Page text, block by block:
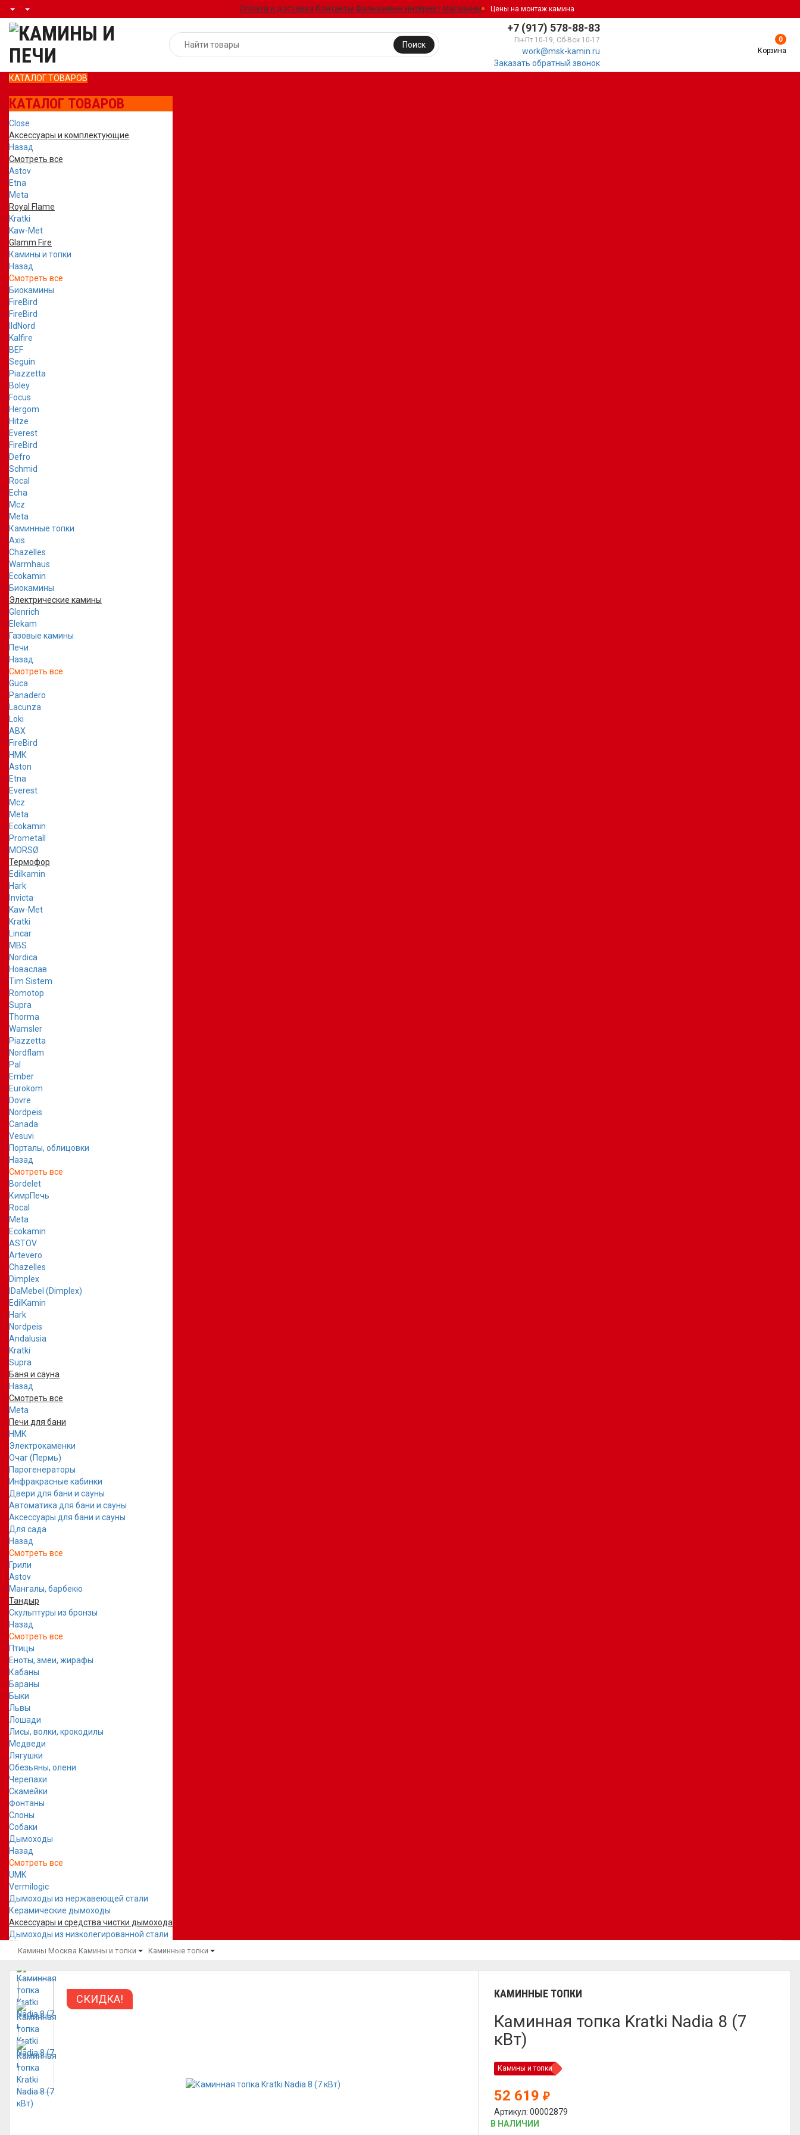
Оплата и доставка Контакты Фальшивые интернет магазины Цены на монтаж камина
+7 (917) 578-88-83
Пн-Пт 10-19, Сб-Вск 10-17
work@msk-kamin.ru
Заказать обратный звонок
Поиск
0
Корзина
КАТАЛОГ ТОВАРОВ
КАТАЛОГ ТОВАРОВ
Close
Аксессуары и комплектующие
Назад
Смотреть все
Astov
Etna
Meta
Royal Flame
Kratki
Kaw-Met
Glamm Fire
Камины и топки
Назад
Смотреть все
Биокамины
FireBird
FireBird
IldNord
Kalfire
BEF
Seguin
Piazzetta
Boley
Focus
Hergom
Hitze
Everest
FireBird
Defro
Schmid
Rocal
Echa
Mcz
Meta
Каминные топки
Axis
Chazelles
Warmhaus
Ecokamin
Биокамины
Электрические камины
Glenrich
Elekam
Газовые камины
Печи
Назад
Смотреть все
Guca
Panadero
Lacunza
Loki
ABX
FireBird
НМК
Aston
Etna
Everest
Mcz
Meta
Ecokamin
Prometall
MORSØ
Термофор
Edilkamin
Hark
Invicta
Kaw-Met
Kratki
Lincar
MBS
Nordica
Новаслав
Tim Sistem
Romotop
Supra
Thorma
Wamsler
Piazzetta
Nordflam
Pal
Ember
Eurokom
Dovre
Nordpeis
Canada
Vesuvi
Порталы, облицовки
Назад
Смотреть все
Bordelet
КимрПечь
Rocal
Meta
Ecokamin
ASTOV
Artevero
Chazelles
Dimplex
IDaMebel (Dimplex)
EdilKamin
Hark
Nordpeis
Andalusia
Kratki
Supra
Баня и сауна
Назад
Смотреть все
Meta
Печи для бани
НМК
Электрокаменки
Очаг (Пермь)
Парогенераторы
Инфракрасные кабинки
Двери для бани и сауны
Автоматика для бани и сауны
Аксессуары для бани и сауны
Для сада
Назад
Смотреть все
Грили
Astov
Мангалы, барбекю
Тандыр
Скульптуры из бронзы
Назад
Смотреть все
Птицы
Еноты, змеи, жирафы
Кабаны
Бараны
Быки
Львы
Лошади
Лисы, волки, крокодилы
Медведи
Лягушки
Обезьяны, олени
Черепахи
Скамейки
Фонтаны
Слоны
Собаки
Дымоходы
Назад
Смотреть все
UMK
Vermilogic
Дымоходы из нержавеющей стали
Керамические дымоходы
Аксессуары и средства чистки дымохода
Дымоходы из низколегированной стали
Камины Москва Камины и топки Каминные топки
СКИДКА! КАМИННЫЕ ТОПКИ
Каминная топка Kratki Nadia 8 (7
кВт)
Камины и топки
52 619₽
Артикул: 00002879
В НАЛИЧИИ